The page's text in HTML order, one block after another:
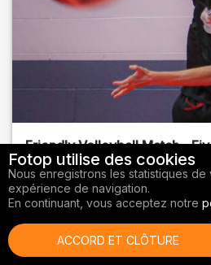
Friendly Volleyball Match -
Sports BR
Orange County, FL
Volley-ball
Fotop utilise des cookies
Nous enregistrons les statistiques
expérience de navigation.
En continuant, vous acceptez notre
ACCORD ET CLÔTURE